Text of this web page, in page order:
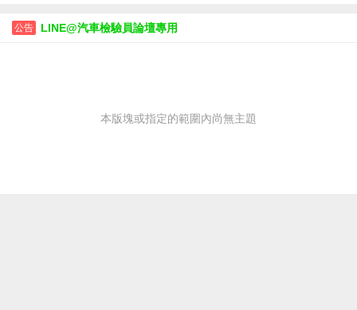
公告 LINE@汽車檢驗員論壇專用
本版塊或指定的範圍內尚無主題